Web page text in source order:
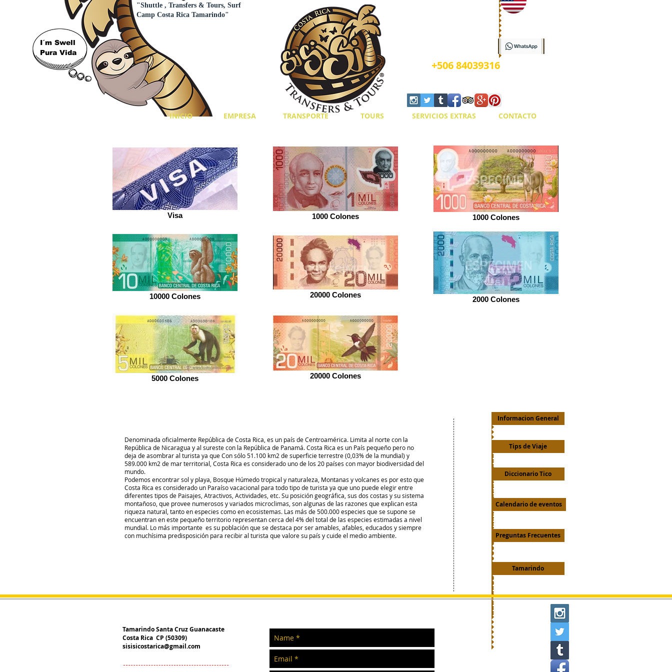
I´m Swell
Pura Vida
"Shuttle , Transfers & Tours, Surf
Camp Costa Rica Tamarindo"
+506 84039316
INICIO EMPRESA TRANSPORTE TOURS SERVICIOS EXTRAS CONTACTO
Visa 1000 Colones 1000 Colones
10000 Colones 20000 Colones
2000 Colones
5000 Colones 20000 Colones
Denominada oficialmente República de Costa Rica, es un país de Centroamérica. Limita al norte con la
República de Nicaragua y al sureste con la República de Panamá. Costa Rica es un País pequeño pero no
deja de asombrar al turista ya que Con sólo 51.100 km2 de superficie terrestre (0,03% de la mundial) y
589.000 km2 de mar territorial, Costa Rica es considerado uno de los 20 países con mayor biodiversidad del
mundo.
Podemos encontrar sol y playa, Bosque Húmedo tropical y naturaleza, Montanas y volcanes es por esto que
Costa Rica es considerado un Paraíso vacacional para todo tipo de turista ya que uno puede elegir entre
diferentes tipos de Paisajes, Atractivos, Actividades, etc. Su posición geográfica, sus dos costas y su sistema
montañoso, que provee numerosos y variados microclimas, son algunas de las razones que explican esta
riqueza natural, tanto en especies como en ecosistemas. Las más de 500.000 especies que se supone se
encuentran en este pequeño territorio representan cerca del 4% del total de las especies estimadas a nivel
mundial. Lo más importante es su población que se destaca por ser amables, afables, educados y siempre
con muchísima predisposición para recibir al turista que valore su país y cuide el medio ambiente.
Informacion General
Tips de Viaje
Diccionario Tico
Calendario de eventos
Preguntas Frecuentes
Tamarindo
Tamarindo Santa Cruz Guanacaste
Costa Rica CP (50309)
sisisicostarica@gmail.com